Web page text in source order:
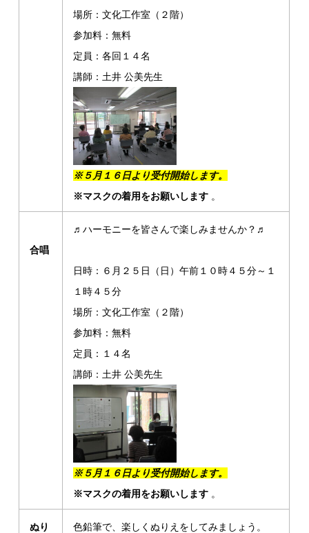
場所：文化工作室（２階）
参加料：無料
定員：各回１４名
講師：土井 公美先生
※５月１６日より受付開始します。
※マスクの着用をお願いします 。
合唱
♬ハーモニーを皆さんで楽しみませんか？♬
日時：６月２５日（日）午前１０時４５分～１
１時４５分
場所：文化工作室（２階）
参加料：無料
定員：１４名
講師：土井 公美先生
※５月１６日より受付開始します。
※マスクの着用をお願いします 。
ぬり
色鉛筆で、楽しくぬりえをしてみましょう。